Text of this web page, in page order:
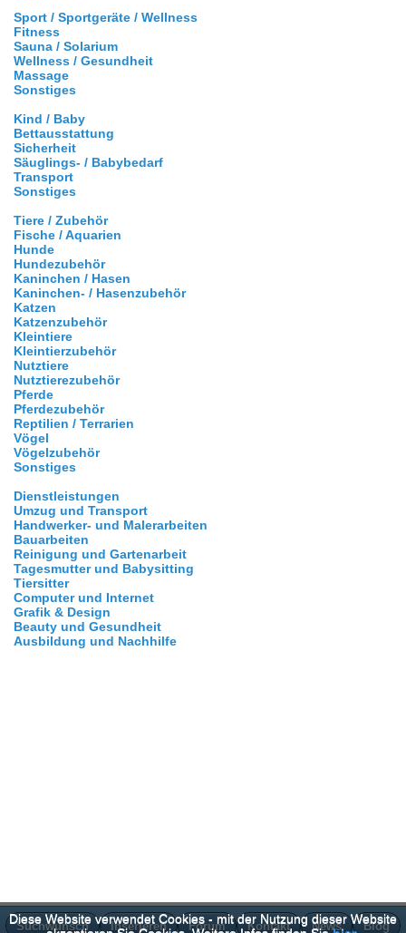
Sport / Sportgeräte / Wellness
Fitness
Sauna / Solarium
Wellness / Gesundheit
Massage
Sonstiges
Kind / Baby
Bettausstattung
Sicherheit
Säuglings- / Babybedarf
Transport
Sonstiges
Tiere / Zubehör
Fische / Aquarien
Hunde
Hundezubehör
Kaninchen / Hasen
Kaninchen- / Hasenzubehör
Katzen
Katzenzubehör
Kleintiere
Kleintierzubehör
Nutztiere
Nutztierezubehör
Pferde
Pferdezubehör
Reptilien / Terrarien
Vögel
Vögelzubehör
Sonstiges
Dienstleistungen
Umzug und Transport
Handwerker- und Malerarbeiten
Bauarbeiten
Reinigung und Gartenarbeit
Tagesmutter und Babysitting
Tiersitter
Computer und Internet
Grafik & Design
Beauty und Gesundheit
Ausbildung und Nachhilfe
Suchwunsch Inserieren Forum Kontakt News Blog
Diese Website verwendet Cookies - mit der Nutzung dieser Website